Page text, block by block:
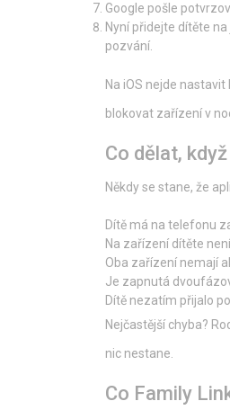
Google pošle
Nyní přidejte dítěte
pozvání.
Na iOS nejde
blokovat zařízení v
Co dělat,
Někdy se stane, že
Dítě má na telefonu
Na zařízení dítěte
Oba zařízení nemají
Je zapnutá
Dítě nezatím přijalo
Nejčastější chyba?
nic nestane.
Co Family